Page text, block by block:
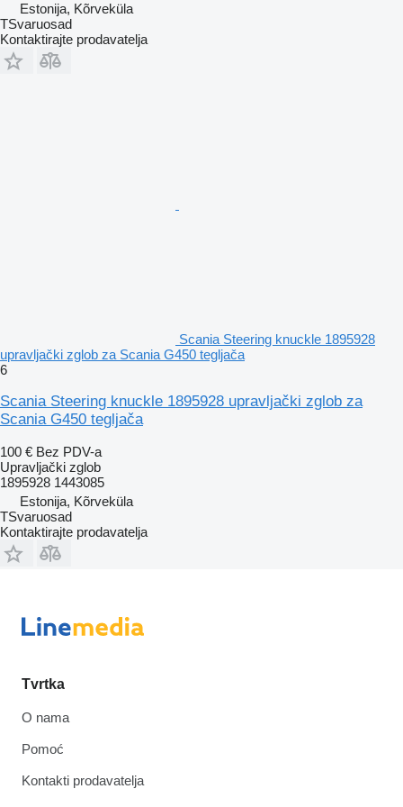
Estonija, Kõrveküla
TSvaruosad
Kontaktirajte prodavatelja
Scania Steering knuckle 1895928
upravljački zglob za Scania G450 tegljača
6
Scania Steering knuckle 1895928 upravljački zglob za
Scania G450 tegljača
100 € Bez PDV-a
Upravljački zglob
1895928 1443085
Estonija, Kõrveküla
TSvaruosad
Kontaktirajte prodavatelja
Tvrtka
O nama
Pomoć
Kontakti prodavatelja